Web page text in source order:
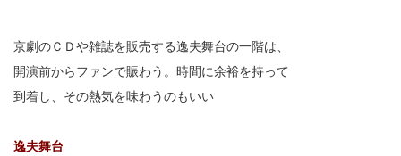
京劇のＣＤや雑誌を販売する逸夫舞台の一階は、
開演前からファンで賑わう。時間に余裕を持って
到着し、その熱気を味わうのもいい
逸夫舞台